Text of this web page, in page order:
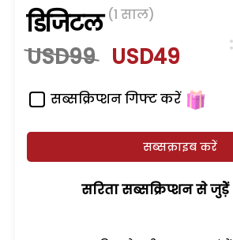
डिजिटल (1 साल)
USD99 USD49
सब्सक्रिप्शन गिफ्ट करें
सब्सक्राइब करें
सरिता सब्सक्रिप्शन से